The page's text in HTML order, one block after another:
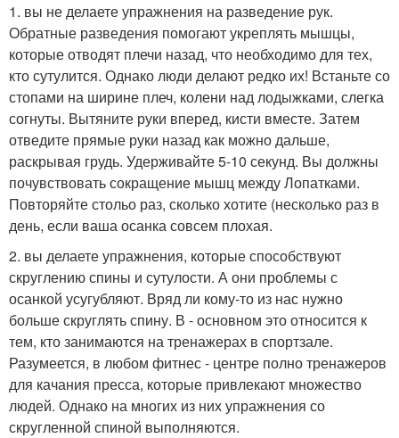
1. вы не делаете упражнения на разведение рук.
Обратные разведения помогают укреплять мышцы,
которые отводят плечи назад, что необходимо для тех,
кто сутулится. Однако люди делают редко их! Встаньте со
стопами на ширине плеч, колени над лодыжками, слегка
согнуты. Вытяните руки вперед, кисти вместе. Затем
отведите прямые руки назад как можно дальше,
раскрывая грудь. Удерживайте 5-10 секунд. Вы должны
почувствовать сокращение мышц между Лопатками.
Повторяйте стольо раз, сколько хотите (несколько раз в
день, если ваша осанка совсем плохая.
2. вы делаете упражнения, которые способствуют
скруглению спины и сутулости. А они проблемы с
осанкой усугубляют. Вряд ли кому-то из нас нужно
больше скруглять спину. В - основном это относится к
тем, кто занимаются на тренажерах в спортзале.
Разумеется, в любом фитнес - центре полно тренажеров
для качания пресса, которые привлекают множество
людей. Однако на многих из них упражнения со
скругленной спиной выполняются.